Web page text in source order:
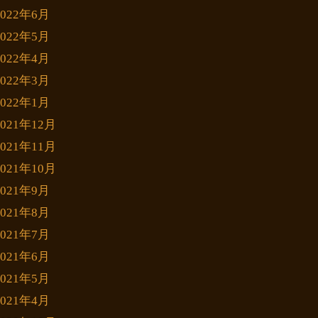
年6月
年5月
年4月
年3月
年1月
年12月
年11月
年10月
年9月
年8月
年7月
年6月
年5月
年4月